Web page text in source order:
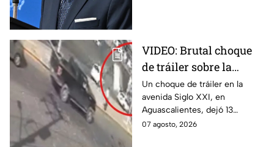
VIDEO: Brutal choque
de tráiler sobre la
avenida Siglo XXI en
Aguascalientes deja
varios heridos y
destrozos
Un choque de tráiler en la
avenida Siglo XXI, en
Aguascalientes, dejó 13
heridos y varios vehículos
07 agosto, 2026